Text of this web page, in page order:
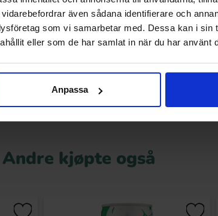
även sådana identifierare och
som vi samarbetar med. Dessa kan i sin
eller som de har samlat in när du har använt
Anpassa
1kg Park Lane Sour Cola Rings 2kg
299.90 kr
Andre kjøpte også